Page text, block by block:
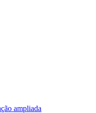
ampliada